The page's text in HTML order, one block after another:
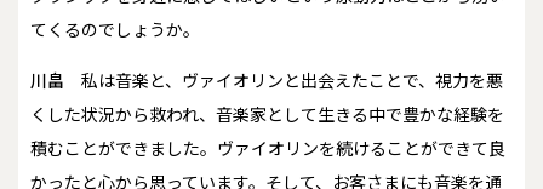
てくるのでしょうか。
川畠
私は音楽と、ヴァイオリンと出会えたことで、視力を悪
くした状況から救われ、音楽家として生きる中で豊かな経験を
積むことができました。ヴァイオリンを続けることができて良
かったと心から思っています。そして、お客さまにも音楽を通